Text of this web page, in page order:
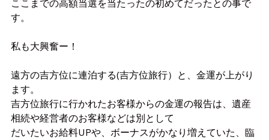
ここまでの高額当選を当たったの初めてだったとの事で
す。
私も大興奮ー！
遠方の吉方位に連泊する(吉方位旅行）と、金運が上がり
ます。
吉方位旅行に行かれたお客様からの金運の報告は、遺産
相続や経営者のお客様などは別として
だいたいお給料UPや、ボーナスがかなり増えていた、臨